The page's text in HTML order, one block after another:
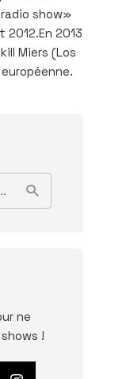
show»
2012.En 2013
Miers (Los
ne
!